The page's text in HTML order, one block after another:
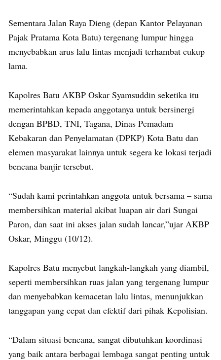
Sementara Jalan Raya Dieng (depan Kantor Pelayanan
Pajak Pratama Kota Batu) tergenang lumpur hingga
menyebabkan arus lalu lintas menjadi terhambat cukup
lama.
Kapolres Batu AKBP Oskar Syamsuddin seketika itu
memerintahkan kepada anggotanya untuk bersinergi
dengan BPBD, TNI, Tagana, Dinas Pemadam
Kebakaran dan Penyelamatan (DPKP) Kota Batu dan
elemen masyarakat lainnya untuk segera ke lokasi terjadi
bencana banjir tersebut.
“Sudah kami perintahkan anggota untuk bersama – sama
membersihkan material akibat luapan air dari Sungai
Paron, dan saat ini akses jalan sudah lancar,”ujar AKBP
Oskar, Minggu (10/12).
Kapolres Batu menyebut langkah-langkah yang diambil,
seperti membersihkan ruas jalan yang tergenang lumpur
dan menyebabkan kemacetan lalu lintas, menunjukkan
tanggapan yang cepat dan efektif dari pihak Kepolisian.
“Dalam situasi bencana, sangat dibutuhkan koordinasi
yang baik antara berbagai lembaga sangat penting untuk